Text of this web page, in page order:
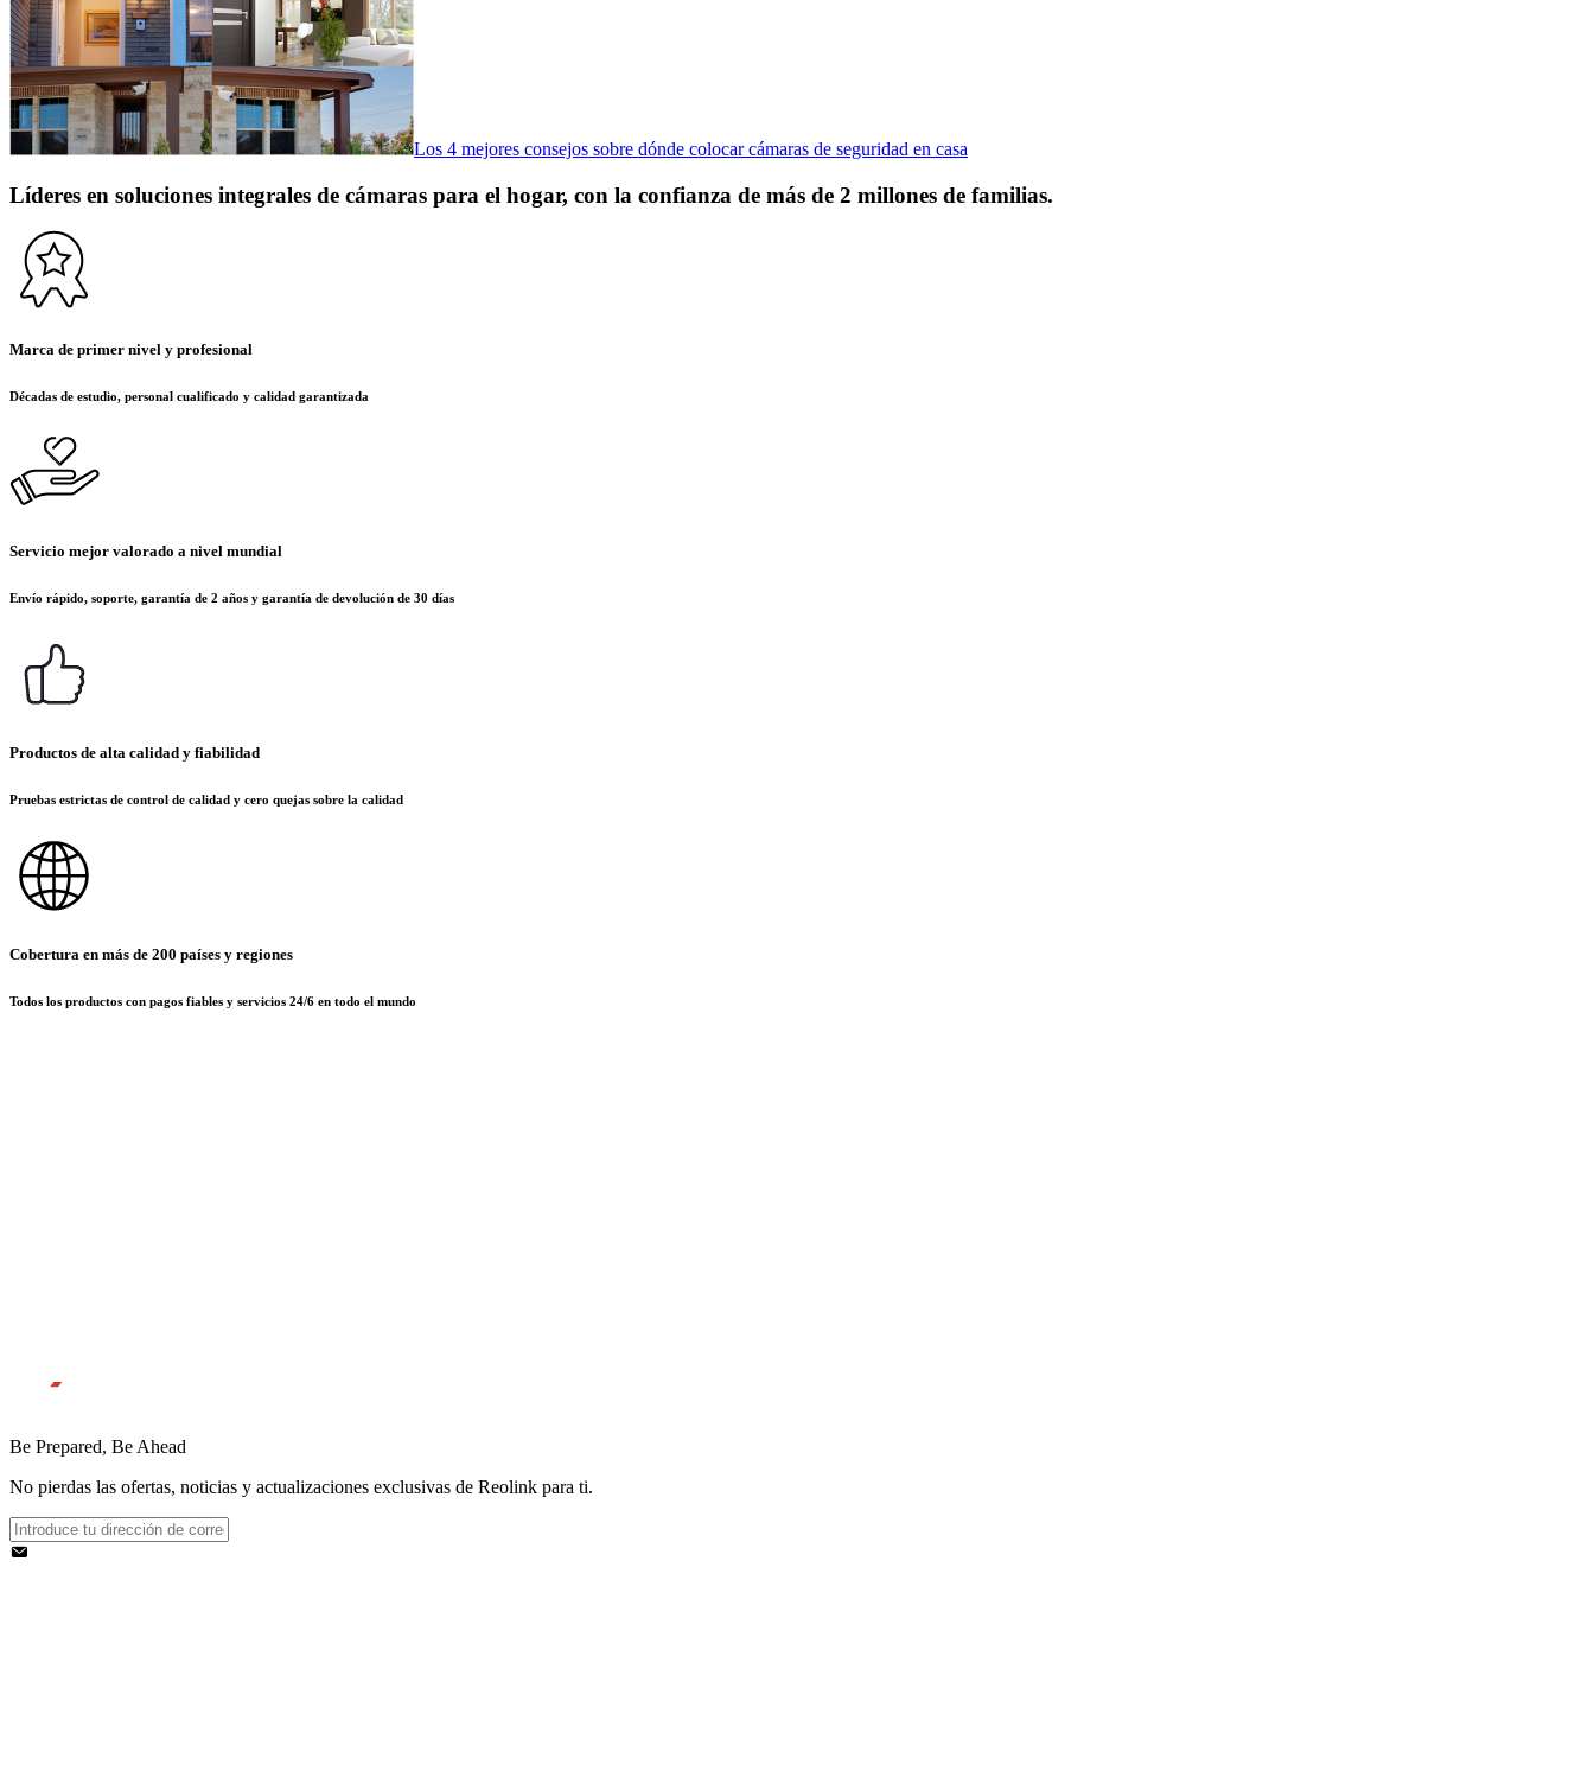
Los 4 mejores consejos sobre dónde colocar cámaras de seguridad en casa
Líderes en soluciones integrales de cámaras para el hogar, con la confianza de más de 2 millones de familias.
Marca de primer nivel y profesional
Décadas de estudio, personal cualificado y calidad garantizada
Servicio mejor valorado a nivel mundial
Envío rápido, soporte, garantía de 2 años y garantía de devolución de 30 días
Productos de alta calidad y fiabilidad
Pruebas estrictas de control de calidad y cero quejas sobre la calidad
Cobertura en más de 200 países y regiones
Todos los productos con pagos fiables y servicios 24/6 en todo el mundo
Be Prepared, Be Ahead
No pierdas las ofertas, noticias y actualizaciones exclusivas de Reolink para ti.